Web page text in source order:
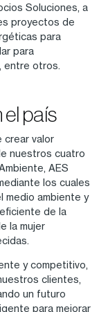
Soluciones, a
proyectos de
para
para
entre otros.
país
crear valor
nuestros cuatro
AES
los cuales
medio ambiente y
de la
la mujer
y competitivo,
clientes,
un futuro
para mejorar